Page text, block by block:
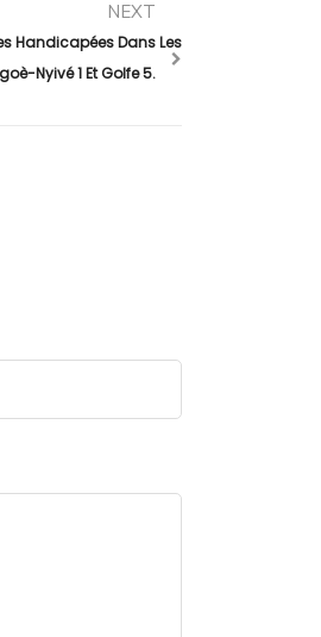
NEXT
Handicapées Dans Les
Nyivé 1 Et Golfe 5.